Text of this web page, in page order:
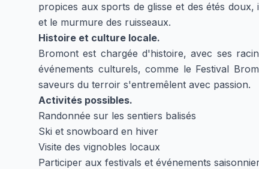
propices aux sports de glisse et des étés
et le murmure des ruisseaux.
Histoire et culture locale.
Bromont est chargée d'histoire, avec ses
événements culturels, comme le Festival
saveurs du terroir s'entremêlent avec passion.
Activités possibles.
Randonnée sur les sentiers balisés
Ski et snowboard en hiver
Visite des vignobles locaux
Participer aux festivals et événements